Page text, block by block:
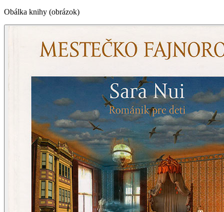
Obálka knihy (obrázok)